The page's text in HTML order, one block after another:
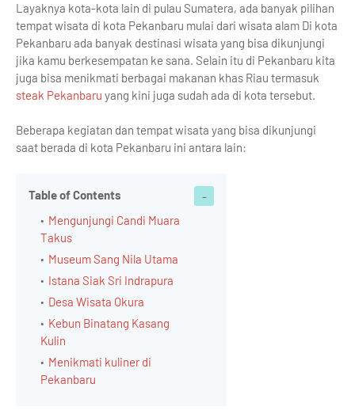
Layaknya kota-kota lain di pulau Sumatera, ada banyak pilihan
tempat wisata di kota Pekanbaru mulai dari wisata alam Di kota
Pekanbaru ada banyak destinasi wisata yang bisa dikunjungi
jika kamu berkesempatan ke sana. Selain itu di Pekanbaru kita
juga bisa menikmati berbagai makanan khas Riau termasuk
steak Pekanbaru yang kini juga sudah ada di kota tersebut.
Beberapa kegiatan dan tempat wisata yang bisa dikunjungi
saat berada di kota Pekanbaru ini antara lain:
Table of Contents
Mengunjungi Candi Muara
Takus
Museum Sang Nila Utama
Istana Siak Sri Indrapura
Desa Wisata Okura
Kebun Binatang Kasang
Kulin
Menikmati kuliner di
Pekanbaru